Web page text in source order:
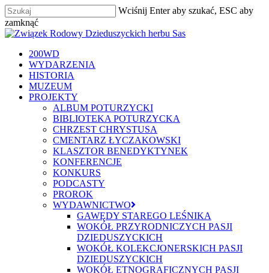
Skip
to
main
Wciśnij Enter aby szukać, ESC aby
zamknąć
Zamknij
szukaj
Menu
200WD
WYDARZENIA
HISTORIA
MUZEUM
PROJEKTY
ALBUM POTURZYCKI
BIBLIOTEKA POTURZYCKA
CHRZEST CHRYSTUSA
CMENTARZ ŁYCZAKOWSKI
KLASZTOR BENEDYKTYNEK
KONFERENCJE
KONKURS
PODCASTY
PROROK
WYDAWNICTWO
GAWĘDY STAREGO LEŚNIKA
WOKÓŁ PRZYRODNICZYCH PASJI
DZIEDUSZYCKICH
WOKÓŁ KOLEKCJONERSKICH PASJI
DZIEDUSZYCKICH
WOKÓŁ ETNOGRAFICZNYCH PASJI